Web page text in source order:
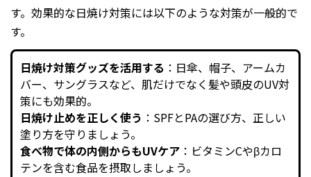
す。効果的な日焼け対策には以下のような対策が一般的で
す。
日焼け対策グッズを活用する ：日傘、帽子、アームカ
バー、サングラスなど、肌だけでなく髪や頭皮のUV対
策にも効果的。
日焼け止めを正しく使う ：SPFとPAの選び方、正しい
塗り方を守りましょう。
食べ物で体の内側からもUVケア：ビタミンCやβカロ
テンを含む食品を摂取しましょう。